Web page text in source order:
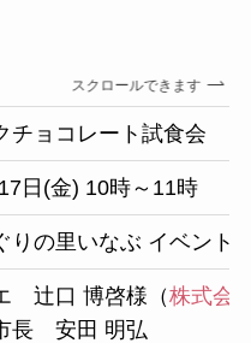
スクロールできます
チョコレート試食会
日(金) 10時～11時
りの里いなぶ イベント
辻口 博啓様（株式会
長 安田 明弘